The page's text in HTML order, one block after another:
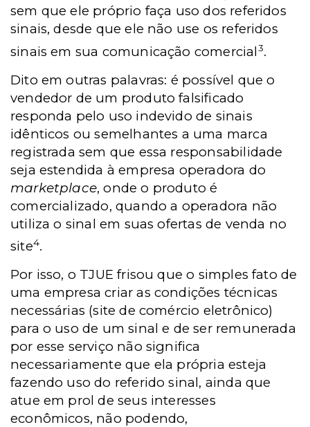
sem que ele próprio faça uso dos referidos
sinais, desde que ele não use os referidos
sinais em sua comunicação comercial3.
Dito em outras palavras: é possível que o
vendedor de um produto falsificado
responda pelo uso indevido de sinais
idênticos ou semelhantes a uma marca
registrada sem que essa responsabilidade
seja estendida à empresa operadora do
marketplace, onde o produto é
comercializado, quando a operadora não
utiliza o sinal em suas ofertas de venda no
site4.
Por isso, o TJUE frisou que o simples fato de
uma empresa criar as condições técnicas
necessárias (site de comércio eletrônico)
para o uso de um sinal e de ser remunerada
por esse serviço não significa
necessariamente que ela própria esteja
fazendo uso do referido sinal, ainda que
atue em prol de seus interesses
econômicos, não podendo,